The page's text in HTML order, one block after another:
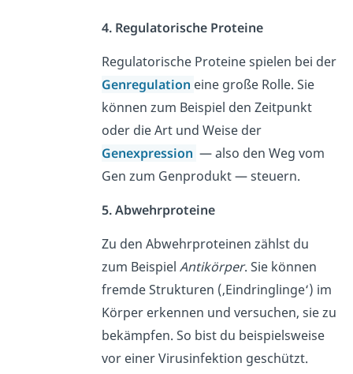
4. Regulatorische Proteine
Regulatorische Proteine spielen bei der
Genregulation eine große Rolle. Sie
können zum Beispiel den Zeitpunkt
oder die Art und Weise der
Genexpression — also den Weg vom
Gen zum Genprodukt — steuern.
5. Abwehrproteine
Zu den Abwehrproteinen zählst du
zum Beispiel Antikörper. Sie können
fremde Strukturen (‚Eindringlinge‘) im
Körper erkennen und versuchen, sie zu
bekämpfen. So bist du beispielsweise
vor einer Virusinfektion geschützt.